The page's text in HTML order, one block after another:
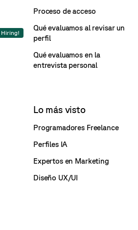
Hiring!
Proceso de acceso
Qué evaluamos al revisar un
perfil
Qué evaluamos en la
entrevista personal
Lo más visto
Programadores Freelance
Perfiles IA
Expertos en Marketing
Diseño UX/UI